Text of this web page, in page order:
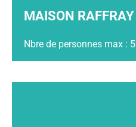
MAISON RAFFRAY
Nbre de personnes max : 5